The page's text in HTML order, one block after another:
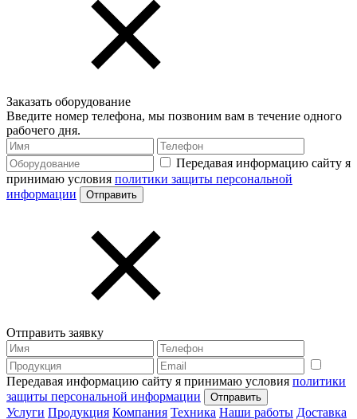
Заказать оборудование
Введите номер телефона, мы позвоним вам в течение одного
рабочего дня.
Передавая информацию сайту я
принимаю условия политики защиты персональной
информации
Отправить заявку
Передавая информацию сайту я принимаю условия политики
защиты персональной информации
Услуги Продукция Компания Техника Наши работы Доставка